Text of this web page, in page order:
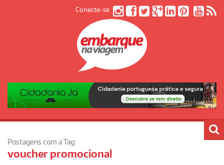
Conecte-se
Postagens com a Tag:
voucher promocional